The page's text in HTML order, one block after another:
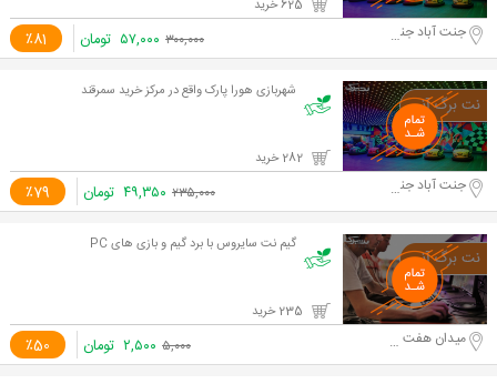
٪81 جنت آباد جنوبی ۳۰۰,۰۰۰ ۵۷,۰۰۰ تومان
شهربازی هورا پارک واقع در مرکز خرید سمرقند
٪79 جنت آباد جنوبی ۲۳۵,۰۰۰ ۴۹,۳۵۰ تومان
گیم نت سایروس با برد گیم و بازی های PC
٪50 میدان هفت حوض ۵,۰۰۰ ۲,۵۰۰ تومان